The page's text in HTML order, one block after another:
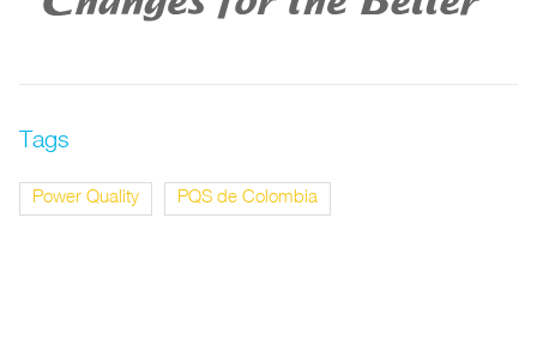
Tags
Power Quality PQS de Colombia